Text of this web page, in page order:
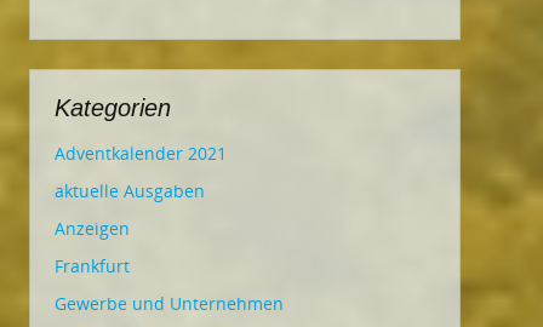
Kategorien
Adventkalender 2021
aktuelle Ausgaben
Anzeigen
Frankfurt
Gewerbe und Unternehmen